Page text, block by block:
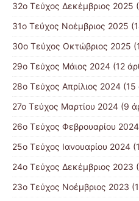
32ο Τεύχος Δεκέμβριος 2025
31ο Τεύχος Νοέμβριος 2025
30ο Τεύχος Οκτώβριος 2025
29ο Τεύχος Μάιος 2024 (12
28ο Τεύχος Απρίλιος 2024 (15
27ο Τεύχος Μαρτίου 2024 (9
26ο Τεύχος Φεβρουαρίου 2024
25ο Τεύχος Ιανουαρίου 2024
24ο Τεύχος Δεκέμβριος 2023
23ο Τεύχος Νοέμβριος 2023